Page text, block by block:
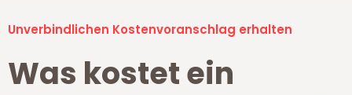
Unverbindlichen Kostenvoranschlag erhalten
Was kostet ein